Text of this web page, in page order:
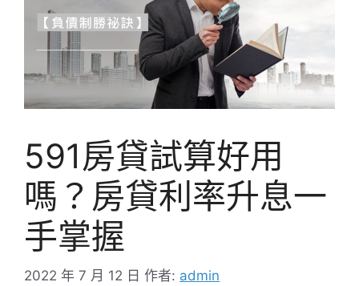
591房貸試算好用
嗎？房貸利率升息一
手掌握
2022 年 7 月 12 日 作者: admin